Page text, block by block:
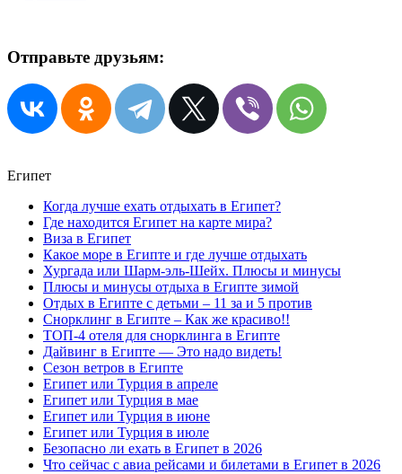
Отправьте друзьям:
Египет
Когда лучше ехать отдыхать в Египет?
Где находится Египет на карте мира?
Виза в Египет
Какое море в Египте и где лучше отдыхать
Хургада или Шарм-эль-Шейх. Плюсы и минусы
Плюсы и минусы отдыха в Египте зимой
Отдых в Египте с детьми – 11 за и 5 против
Снорклинг в Египте – Как же красиво!!
ТОП-4 отеля для снорклинга в Египте
Дайвинг в Египте — Это надо видеть!
Сезон ветров в Египте
Египет или Турция в апреле
Египет или Турция в мае
Египет или Турция в июне
Египет или Турция в июле
Безопасно ли ехать в Египет в 2026
Что сейчас с авиа рейсами и билетами в Египет в 2026